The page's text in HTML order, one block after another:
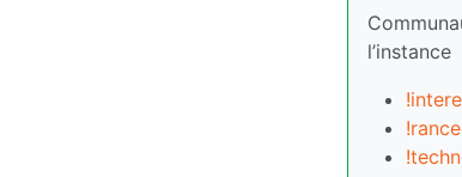
l’instance